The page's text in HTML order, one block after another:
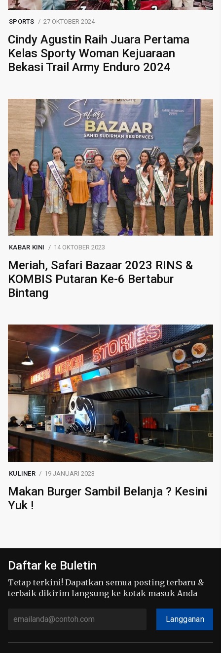
SPORTS 27 OKTOBER 2024
Cindy Agustin Raih Juara Pertama
Kelas Sporty Woman Kejuaraan
Bekasi Trail Army Enduro 2024
KABAR KINI 14 OKTOBER 2023
Meriah, Safari Bazaar 2023 RINS &
KOMBIS Putaran Ke-6 Bertabur
Bintang
KULINER 19 JANUARI 2023
Makan Burger Sambil Belanja ? Kesini
Yuk !
Daftar ke Buletin
Tetap terkini! Dapatkan semua posting terbaru &
terbaik dikirim langsung ke kotak masuk Anda
Langganan